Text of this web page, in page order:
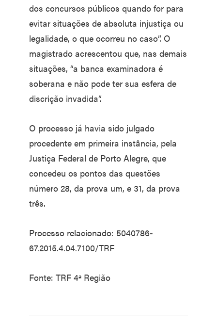
dos concursos públicos quando for para
evitar situações de absoluta injustiça ou
legalidade, o que ocorreu no caso”. O
magistrado acrescentou que, nas demais
situações, “a banca examinadora é
soberana e não pode ter sua esfera de
discrição invadida”.
O processo já havia sido julgado
procedente em primeira instância, pela
Justiça Federal de Porto Alegre, que
concedeu os pontos das questões
número 28, da prova um, e 31, da prova
três.
Processo relacionado: 5040786-
67.2015.4.04.7100/TRF
Fonte: TRF 4ª Região